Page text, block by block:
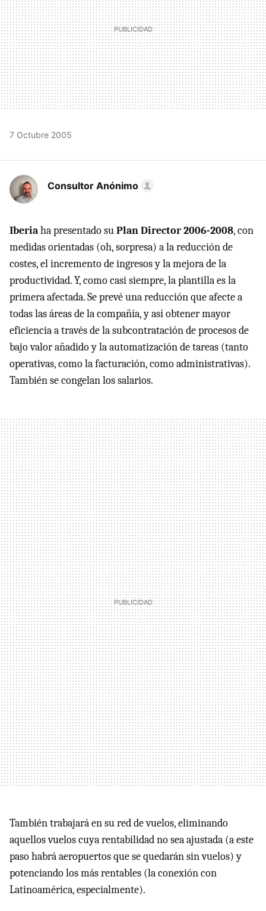
7 Octubre 2005
Consultor Anónimo
Iberiaha presentado suPlan Director 2006-2008, con
medidas orientadas (oh, sorpresa) a la reducción de
costes, el incremento de ingresos y la mejora de la
productividad. Y, como casi siempre, la plantilla es la
primera afectada. Se prevé una reducción que afecte a
todas las áreas de la compañía, y así obtener mayor
eficiencia a través de la subcontratación de procesos de
bajo valor añadido y la automatización de tareas (tanto
operativas, como la facturación, como administrativas).
También se congelan los salarios.
También trabajará en su red de vuelos, eliminando
aquellos vuelos cuya rentabilidad no sea ajustada (a este
paso habrá aeropuertos que se quedarán sin vuelos) y
potenciando los más rentables (la conexión con
Latinoamérica, especialmente).